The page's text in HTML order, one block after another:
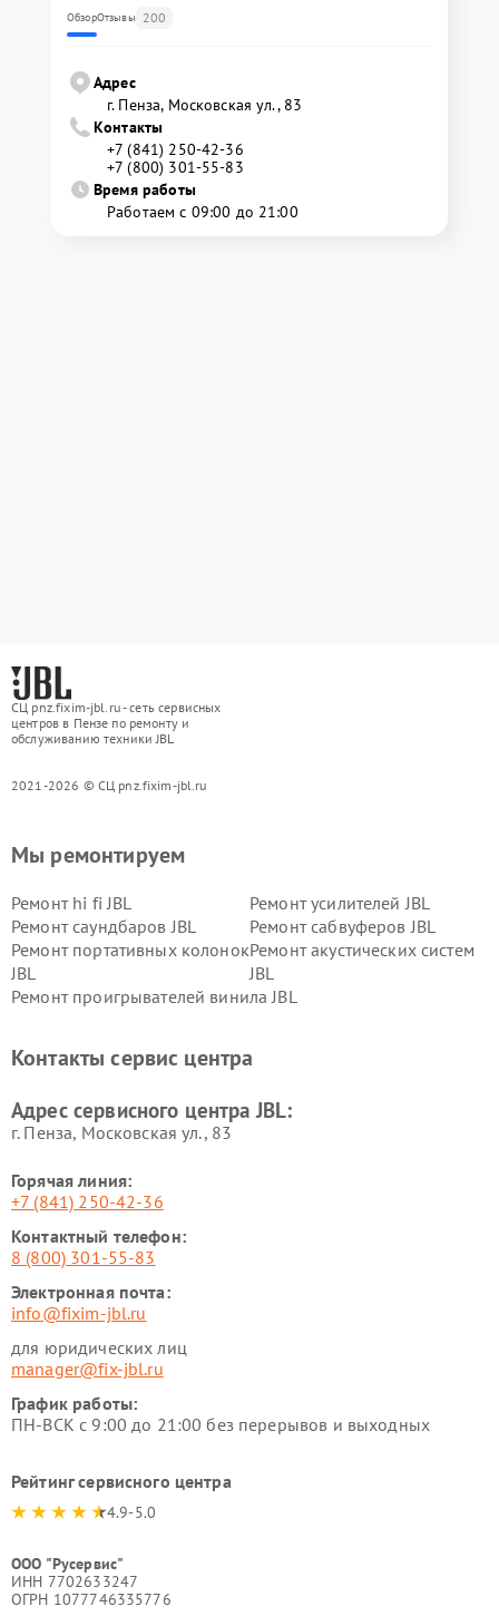
ОбзорОтзывы 200
Адрес
г. Пенза, Московская ул., 83
Контакты
+7 (841) 250-42-36
+7 (800) 301-55-83
Время работы
Работаем с 09:00 до 21:00
СЦ pnz.fixim-jbl.ru - сеть сервисных
центров в Пензе по ремонту и
обслуживанию техники JBL
2021-2026 © СЦ pnz.fixim-jbl.ru
Мы ремонтируем
Ремонт hi fi JBL
Ремонт усилителей JBL
Ремонт саундбаров JBL
Ремонт сабвуферов JBL
Ремонт портативных колонок
JBL
Ремонт акустических систем
JBL
Ремонт проигрывателей винила JBL
Контакты сервис центра
Адрес сервисного центра JBL:
г. Пенза, Московская ул., 83
Горячая линия:
+7 (841) 250-42-36
Контактный телефон:
8 (800) 301-55-83
Электронная почта:
info@fixim-jbl.ru
для юридических лиц
manager@fix-jbl.ru
График работы:
ПН-ВСК с 9:00 до 21:00 без перерывов и выходных
Рейтинг сервисного центра
4.9-5.0
ООО "Русервис"
ИНН 7702633247
ОГРН 1077746335776